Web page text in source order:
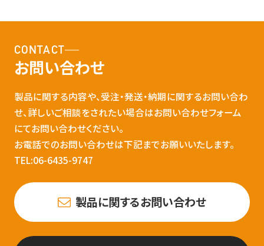
CONTACT
お問い合わせ
製品に関する内容や、受注・発送・納期に関するお問い合わ
せ、詳しいご相談をされたい場合はお問い合わせフォーム
にてお問い合わせください。
お電話でのお問い合わせは下記までお願いいたします。
TEL:06-6435-9747
製品に関するお問い合わせ